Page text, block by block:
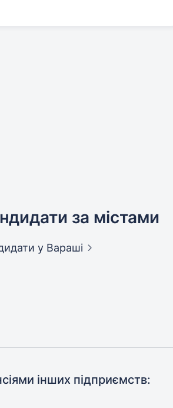
за містами
у Вараші
інших підприємств: